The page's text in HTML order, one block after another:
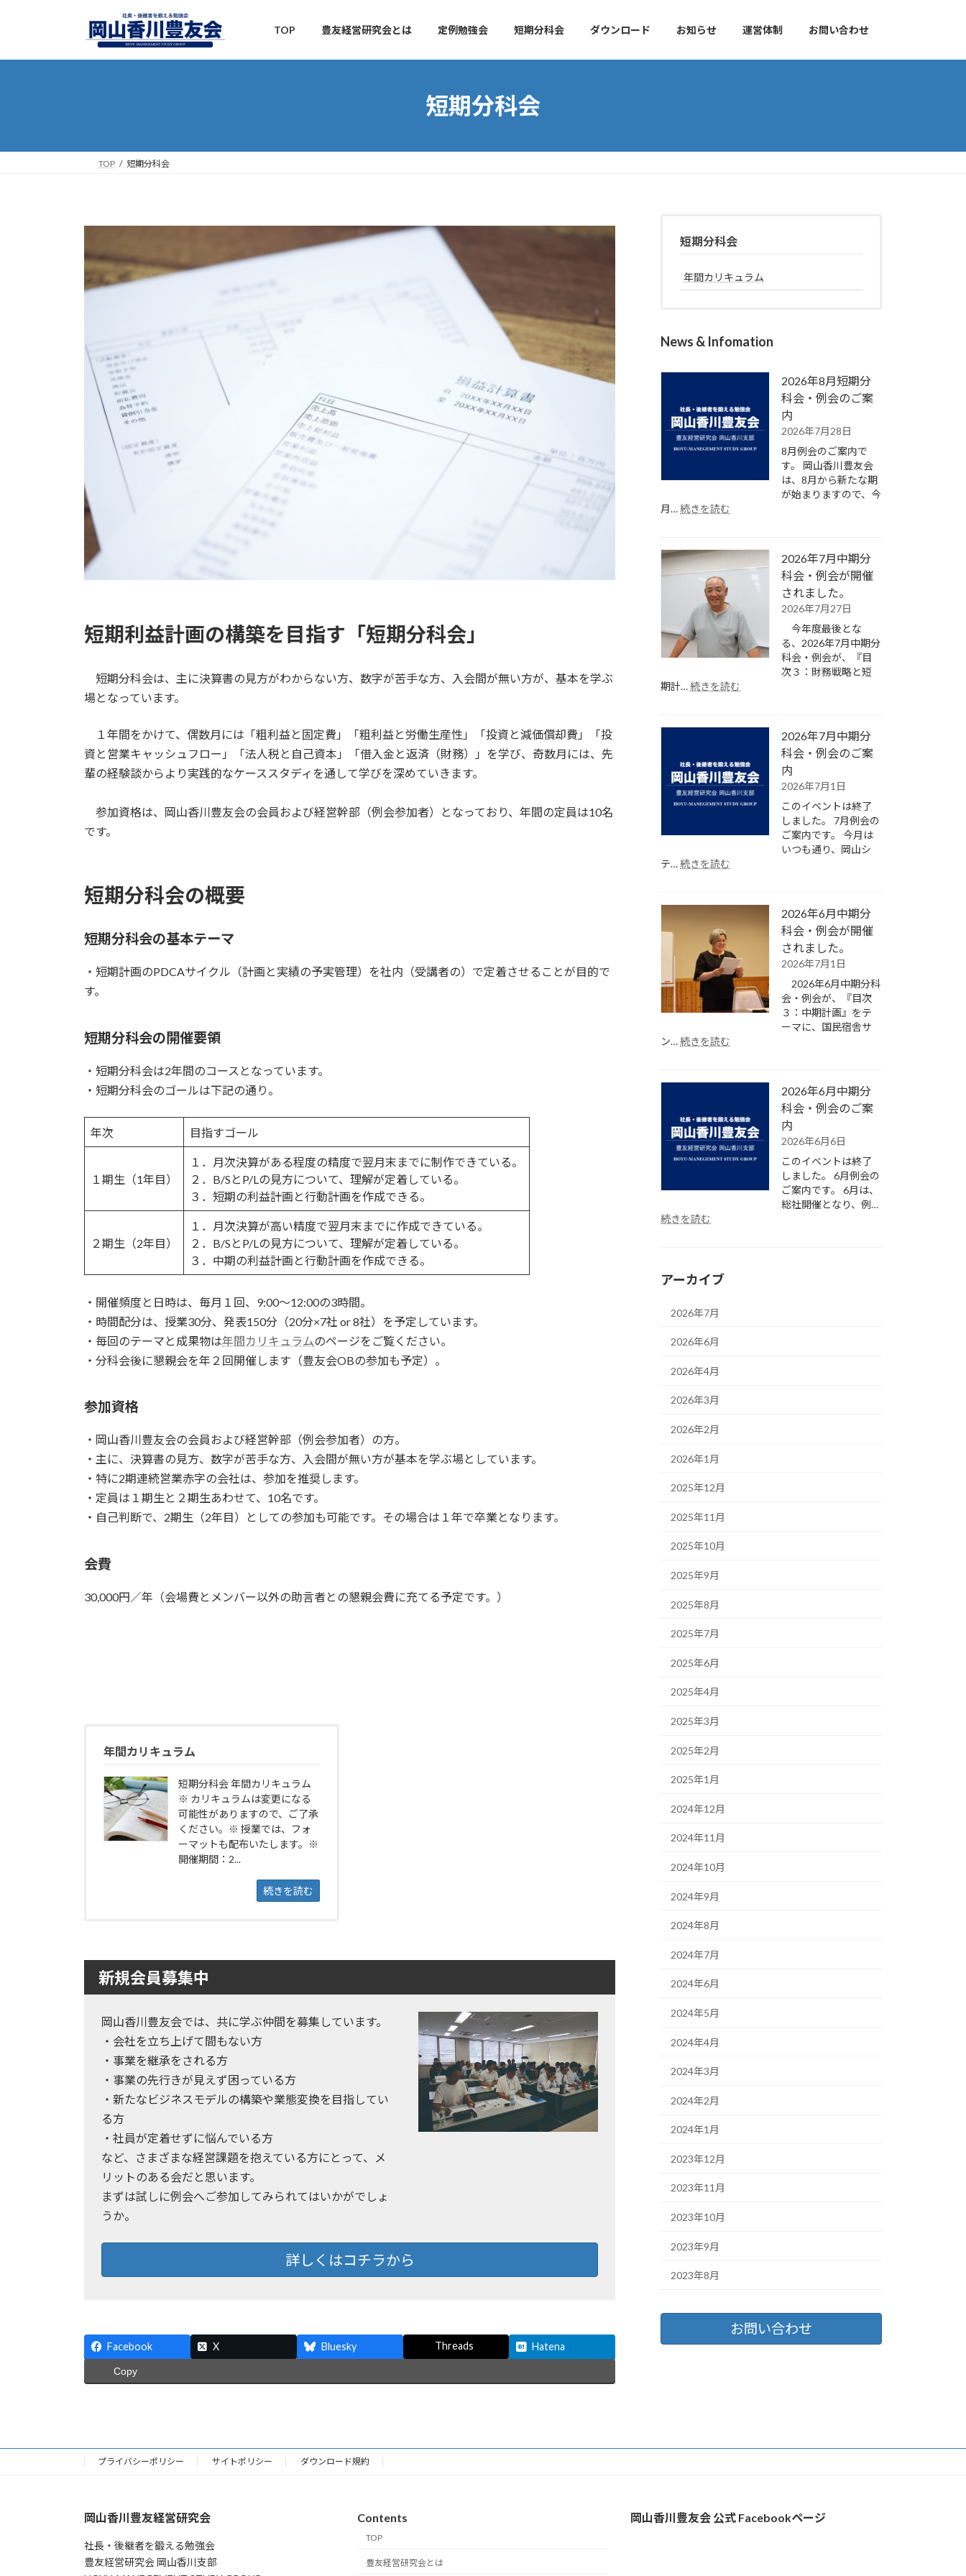
ン
ー
TOP 豊友経営研究会とは 定例勉強会 短期分科会 ダウンロード お知らせ 運営体制 お問い合わせ
短期分科会
TOP 短期分科会
短期利益計画の構築を目指す「短期分科会」
短期分科会は、主に決算書の見方がわからない方、数字が苦手な方、入会間が無い方が、基本を学ぶ
場となっています。
１年間をかけて、偶数月には「粗利益と固定費」「粗利益と労働生産性」「投資と減価償却費」「投
資と営業キャッシュフロー」「法人税と自己資本」「借入金と返済（財務）」を学び、奇数月には、先
輩の経験談からより実践的なケーススタディを通して学びを深めていきます。
参加資格は、岡山香川豊友会の会員および経営幹部（例会参加者）となっており、年間の定員は10名
です。
短期分科会の概要
短期分科会の基本テーマ
・短期計画のPDCAサイクル（計画と実績の予実管理）を社内（受講者の）で定着させることが目的で
す。
短期分科会の開催要領
・短期分科会は2年間のコースとなっています。
・短期分科会のゴールは下記の通り。
年次 目指すゴール
１期生（1年目）
１．月次決算がある程度の精度で翌月末までに制作できている。
２．B/SとP/Lの見方について、理解が定着している。
３．短期の利益計画と行動計画を作成できる。
２期生（2年目）
１．月次決算が高い精度で翌月末までに作成できている。
２．B/SとP/Lの見方について、理解が定着している。
３．中期の利益計画と行動計画を作成できる。
・開催頻度と日時は、毎月１回、9:00〜12:00の3時間。
・時間配分は、授業30分、発表150分（20分×7社 or 8社）を予定しています。
・毎回のテーマと成果物は年間カリキュラムのページをご覧ください。
・分科会後に懇親会を年２回開催します（豊友会OBの参加も予定）。
参加資格
・岡山香川豊友会の会員および経営幹部（例会参加者）の方。
・主に、決算書の見方、数字が苦手な方、入会間が無い方が基本を学ぶ場としています。
・特に2期連続営業赤字の会社は、参加を推奨します。
・定員は１期生と２期生あわせて、10名です。
・自己判断で、2期生（2年目）としての参加も可能です。その場合は１年で卒業となります。
会費
30,000円／年（会場費とメンバー以外の助言者との懇親会費に充てる予定です。）
年間カリキュラム
短期分科会 年間カリキュラム
※ カリキュラムは変更になる
可能性がありますので、ご了承
ください。※ 授業では、フォ
ーマットも配布いたします。※
開催期間：2...
続きを読む
新規会員募集中
岡山香川豊友会では、共に学ぶ仲間を募集しています。
・会社を立ち上げて間もない方
・事業を継承をされる方
・事業の先行きが見えず困っている方
・新たなビジネスモデルの構築や業態変換を目指してい
る方
・社員が定着せずに悩んでいる方
など、さまざまな経営課題を抱えている方にとって、メ
リットのある会だと思います。
まずは試しに例会へご参加してみられてはいかがでしょ
うか。
詳しくはコチラから
Facebook X Bluesky Threads Hatena
Copy
短期分科会
年間カリキュラム
News & Infomation
2026年8月短期分
科会・例会のご案
内
2026年7月28日
8月例会のご案内で
す。 岡山香川豊友会
は、8月から新たな期
が始まりますので、今
月…続きを読む
2026
月
短
分
科
会・
例
会
ご
2026年7月中期分
科会・例会が開催
されました。
2026年7月27日
今年度最後とな
る、2026年7月中期分
科会・例会が、『目
次３：財務戦略と短
期計…続きを読む
2026
期
分
科
会・
会
れ
2026年7月中期分
科会・例会のご案
内
2026年7月1日
このイベントは終了
しました。 7月例会の
ご案内です。 今月は
いつも通り、岡山シ
テ…続きを読む
2026
分
科
会・
例
会
ご
2026年6月中期分
科会・例会が開催
されました。
2026年7月1日
2026年6月中期分科
会・例会が、『目次
３：中期計画』をテ
ーマに、国民宿舎サ
ン…続きを読む
2026
期
分
科
会・
会
2026年6月中期分
科会・例会のご案
内
2026年6月6日
このイベントは終了
しました。 6月例会の
ご案内です。 6月は、
総社開催となり、例…
続きを読む
2026
中
分
会・
会
ご
内
アーカイブ
2026年7月
2026年6月
2026年4月
2026年3月
2026年2月
2026年1月
2025年12月
2025年11月
2025年10月
2025年9月
2025年8月
2025年7月
2025年6月
2025年4月
2025年3月
2025年2月
2025年1月
2024年12月
2024年11月
2024年10月
2024年9月
2024年8月
2024年7月
2024年6月
2024年5月
2024年4月
2024年3月
2024年2月
2024年1月
2023年12月
2023年11月
2023年10月
2023年9月
2023年8月
お問い合わせ
プライバシーポリシー サイトポリシー ダウンロード規約
岡山香川豊友経営研究会
社長・後継者を鍛える勉強会
豊友経営研究会 岡山香川支部
Contents
TOP
豊友経営研究会とは
岡山香川豊友会 公式 Facebookページ